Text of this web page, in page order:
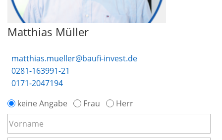
Matthias Müller
matthias.mueller@baufi-invest.de
0281-163991-21
0171-2047194
keine Angabe
Frau Herr